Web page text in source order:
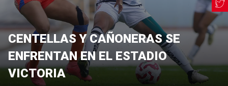
CENTELLAS Y CAÑONERAS SE
ENFRENTAN EN EL ESTADIO
VICTORIA